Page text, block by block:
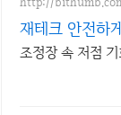
재테크 안전하
조정장 속 저점